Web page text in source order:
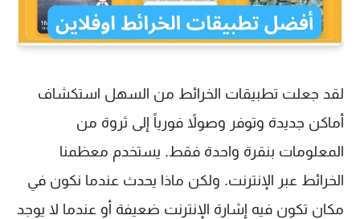
لقد جعلت تطبيقات الخرائط من السهل استكشاف
أماكن جديدة وتوفر وصولاً فورياً إلى ثروة من
المعلومات بنقرة واحدة فقط. يستخدم معظمنا
الخرائط عبر الإنترنت. ولكن ماذا يحدث عندما نكون في
مكان تكون فيه إشارة الإنترنت ضعيفة أو عندما لا يوجد